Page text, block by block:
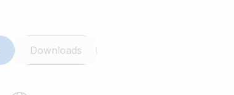
Downloads